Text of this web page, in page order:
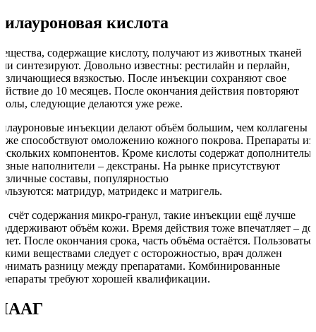
кислота
содержащие кислоту, получают из животных тканей
синтезируют. Довольно известны: рестилайн и перлайн,
вязкостью. После инъекции сохраняют свое
до 10 месяцев. После окончания действия повторяют
следующие делаются уже реже.
инъекции делают объём большим, чем коллагены и
способствуют омоложению кожного покрова. Препараты из
компонентов. Кроме кислоты содержат
наполнители – декстраны. На рынке присутствуют
составы, популярностью
матридур, матридекс и матригель.
счёт содержания микро-гранул, такие инъекции ещё лучше
объём кожи. Время действия тоже впечатляет – до
лет. После окончания срока, часть объёма остаётся.
веществами следует с осторожностью, врач должен
разницу между препаратами. Комбинированные
требуют хорошей квалификации.